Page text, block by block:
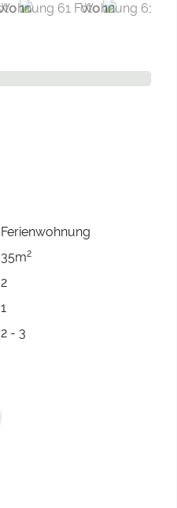
Ferienwohnung
35m2
2
1
2 - 3